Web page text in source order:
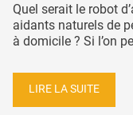
Quel serait le robot
aidants naturels de
à domicile ? Si l’on
LIRE LA SUITE